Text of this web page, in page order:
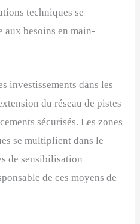
techniques se
aux besoins en main-
investissements dans les
du réseau de pistes
sécurisés. Les zones
se multiplient dans le
de sensibilisation
de ces moyens de